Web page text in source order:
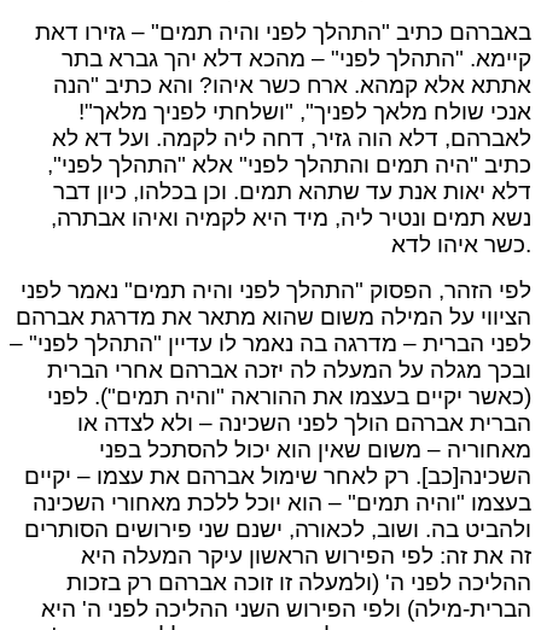
באברהם כתיב "התהלך לפני והיה תמים" – גזירו דאת
קיימא. "התהלך לפני" – מהכא דלא יהך גברא בתר
אתתא אלא קמהא. ארח כשר איהו? והא כתיב "הנה
אנכי שולח מלאך לפניך", "ושלחתי לפניך מלאך"!
לאברהם, דלא הוה גזיר, דחה ליה לקמה. ועל דא לא
כתיב "היה תמים והתהלך לפני" אלא "התהלך לפני",
דלא יאות אנת עד שתהא תמים. וכן בכלהו, כיון דבר
נשא תמים ונטיר ליה, מיד היא לקמיה ואיהו אבתרה,
כשר איהו לדא.
לפי הזהר, הפסוק "התהלך לפני והיה תמים" נאמר לפני
הציווי על המילה משום שהוא מתאר את מדרגת אברהם
לפני הברית – מדרגה בה נאמר לו עדיין "התהלך לפני" –
ובכך מגלה על המעלה לה יזכה אברהם אחרי הברית
(כאשר יקיים בעצמו את ההוראה "והיה תמים"). לפני
הברית אברהם הולך לפני השכינה – ולא לצדה או
מאחוריה – משום שאין הוא יכול להסתכל בפני
השכינה[כב]. רק לאחר שימול אברהם את עצמו – יקיים
בעצמו "והיה תמים" – הוא יוכל ללכת מאחורי השכינה
ולהביט בה. ושוב, לכאורה, ישנם שני פירושים הסותרים
זה את זה: לפי הפירוש הראשון עיקר המעלה היא
ההליכה לפני ה' (ולמעלה זו זוכה אברהם רק בזכות
הברית-מילה) ולפי הפירוש השני ההליכה לפני ה' היא